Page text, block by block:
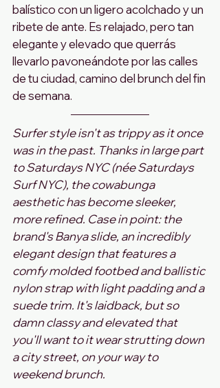
balístico con un ligero acolchado y un
ribete de ante. Es relajado, pero tan
elegante y elevado que querrás
llevarlo pavoneándote por las calles
de tu ciudad, camino del brunch del fin
de semana.
Surfer style isn't as trippy as it once
was in the past. Thanks in large part
to Saturdays NYC (née Saturdays
Surf NYC), the cowabunga
aesthetic has become sleeker,
more refined. Case in point: the
brand's Banya slide, an incredibly
elegant design that features a
comfy molded footbed and ballistic
nylon strap with light padding and a
suede trim. It's laidback, but so
damn classy and elevated that
you'll want to it wear strutting down
a city street, on your way to
weekend brunch.